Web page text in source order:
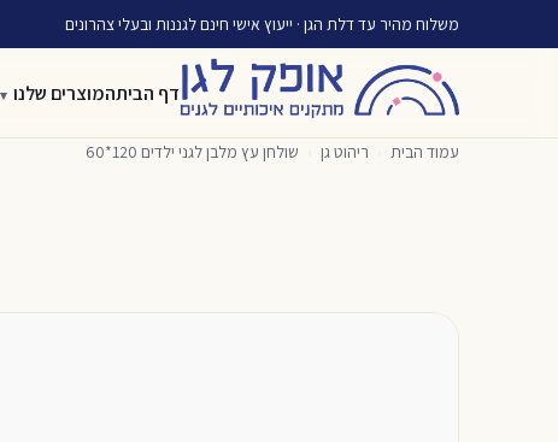
משלוח מהיר עד דלת הגן · ייעוץ אישי חינם לגננות ובעלי צהרונים
דף הביתהמוצרים שלנו
עמוד הבית ריהוט גן שולחן עץ מלבן לגני ילדים 120*60